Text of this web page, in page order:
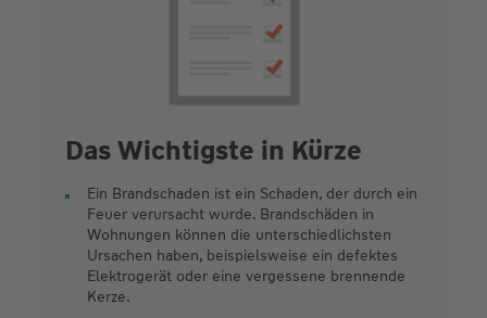
Das Wichtigste in Kürze
Ein Brandschaden ist ein Schaden, der durch ein
Feuer verursacht wurde. Brandschäden in
Wohnungen können die unterschiedlichsten
Ursachen haben, beispielsweise ein defektes
Elektrogerät oder eine vergessene brennende
Kerze.